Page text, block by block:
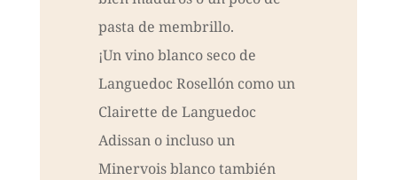
pasta de membrillo.
¡Un vino blanco seco de
Languedoc Rosellón como un
Clairette de Languedoc
Adissan o incluso un
Minervois blanco también